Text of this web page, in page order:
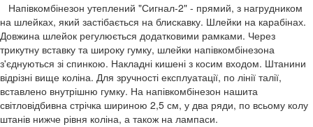
Напівкомбінезон утеплений "Сигнал-2" - прямий, з нагрудником
на шлейках, який застібається на блискавку. Шлейки на карабінах.
Довжина шлейок регулюється додатковими рамками. Через
трикутну вставку та широку гумку, шлейки напівкомбінезона
з'єднуються зі спинкою. Накладні кишені з косим входом. Штанини
відрізні вище коліна. Для зручності експлуатації, по лінії талії,
вставлено внутрішню гумку. На напівкомбінезон нашита
світловідбивна стрічка шириною 2,5 см, у два ряди, по всьому колу
штанів нижче рівня коліна, а також на лампаси.